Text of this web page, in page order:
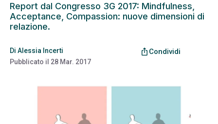
Report dal Congresso 3G 2017: Mindfulness,
Acceptance, Compassion: nuove dimensioni di
relazione.
Di Alessia Incerti
Pubblicato il 28 Mar. 2017
ios_share Condividi